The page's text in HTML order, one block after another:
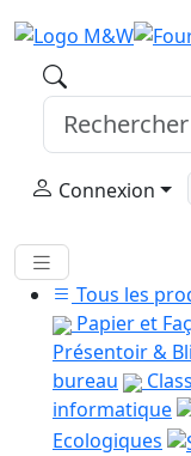
Connexion
Tous les
Papier et
Présentoir &
bureau
informatique
Ecologiques